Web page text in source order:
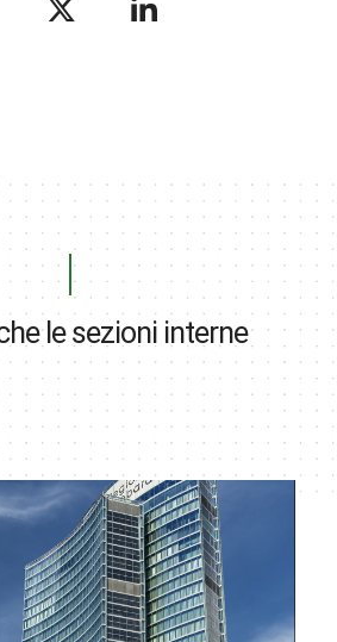
le sezioni interne